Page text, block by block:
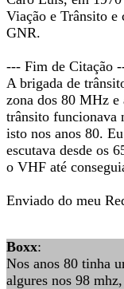
Viação e Trânsito e
GNR.
--- Fim de Citação
A brigada de
zona dos 80 MHz e
trânsito funcionava
isto nos anos 80.
escutava desde os
o VHF até
Enviado do meu
Boxx:
Nos anos 80 tinha
algures nos 98